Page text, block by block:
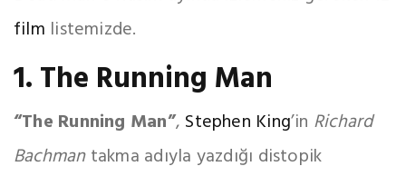
film listemizde.
1. The Running Man
“The Running Man”, Stephen King’in Richard
Bachmantakma adıyla yazdığı distopik